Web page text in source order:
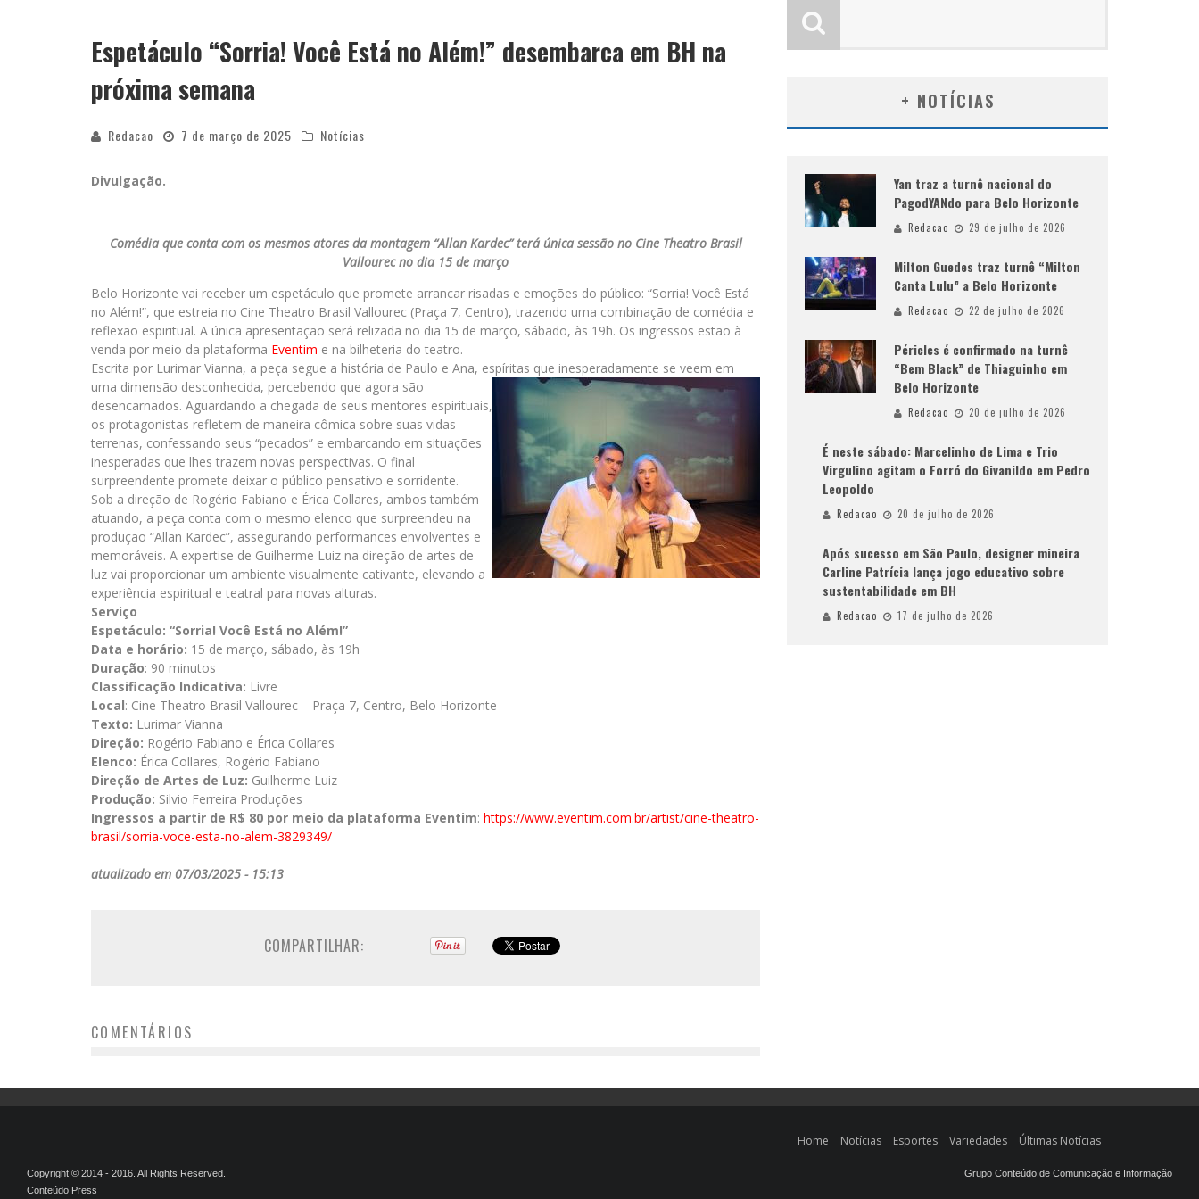
Espetáculo “Sorria! Você Está no Além!” desembarca em BH na
próxima semana
Redacao 7 de março de 2025 Notícias
Divulgação.
Comédia que conta com os mesmos atores da montagem “Allan Kardec” terá única sessão no Cine Theatro Brasil
Vallourec no dia 15 de março
Belo Horizonte vai receber um espetáculo que promete arrancar risadas e emoções do público: “Sorria! Você Está
no Além!”, que estreia no Cine Theatro Brasil Vallourec (Praça 7, Centro), trazendo uma combinação de comédia e
reflexão espiritual. A única apresentação será relizada no dia 15 de março, sábado, às 19h. Os ingressos estão à
venda por meio da plataforma Eventim e na bilheteria do teatro.
Escrita por Lurimar Vianna, a peça segue a história de Paulo e Ana, espíritas que inesperadamente se veem em
uma dimensão desconhecida, percebendo que agora são
desencarnados. Aguardando a chegada de seus mentores espirituais,
os protagonistas refletem de maneira cômica sobre suas vidas
terrenas, confessando seus “pecados” e embarcando em situações
inesperadas que lhes trazem novas perspectivas. O final
surpreendente promete deixar o público pensativo e sorridente.
Sob a direção de Rogério Fabiano e Érica Collares, ambos também
atuando, a peça conta com o mesmo elenco que surpreendeu na
produção “Allan Kardec”, assegurando performances envolventes e
memoráveis. A expertise de Guilherme Luiz na direção de artes de
luz vai proporcionar um ambiente visualmente cativante, elevando a
experiência espiritual e teatral para novas alturas.
Serviço
Espetáculo: “Sorria! Você Está no Além!”
Data e horário: 15 de março, sábado, às 19h
Duração: 90 minutos
Classificação Indicativa: Livre
Local: Cine Theatro Brasil Vallourec – Praça 7, Centro, Belo Horizonte
Texto: Lurimar Vianna
Direção: Rogério Fabiano e Érica Collares
Elenco: Érica Collares, Rogério Fabiano
Direção de Artes de Luz: Guilherme Luiz
Produção: Silvio Ferreira Produções
Ingressos a partir de R$ 80 por meio da plataforma Eventim: https://www.eventim.com.br/artist/cine-theatro-
brasil/sorria-voce-esta-no-alem-3829349/
atualizado em 07/03/2025 - 15:13
COMPARTILHAR:
COMENTÁRIOS
+ NOTÍCIAS
Yan traz a turnê nacional do
PagodYANdo para Belo Horizonte
Redacao 29 de julho de 2026
Milton Guedes traz turnê “Milton
Canta Lulu” a Belo Horizonte
Redacao 22 de julho de 2026
Péricles é confirmado na turnê
“Bem Black” de Thiaguinho em
Belo Horizonte
Redacao 20 de julho de 2026
É neste sábado: Marcelinho de Lima e Trio
Virgulino agitam o Forró do Givanildo em Pedro
Leopoldo
Redacao 20 de julho de 2026
Após sucesso em São Paulo, designer mineira
Carline Patrícia lança jogo educativo sobre
sustentabilidade em BH
Redacao 17 de julho de 2026
Home Notícias Esportes Variedades Últimas Notícias
Copyright © 2014 - 2016. All Rights Reserved.
Conteúdo Press
Grupo Conteúdo de Comunicação e Informação